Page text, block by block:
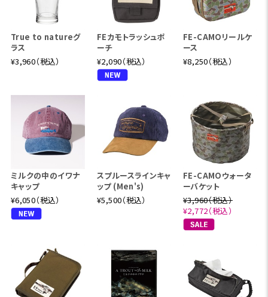
True to natureグ
ラス
¥3,960（税込）
FEカモトラッシュポ
ーチ
¥2,090（税込）
FE-CAMOリールケ
ース
¥8,250（税込）
ミルクの中のイワナ
キャップ
¥6,050（税込）
スプルースラインキャ
ップ (Men's)
¥5,500（税込）
FE-CAMOウォータ
ーバケット
¥3,960（税込）
¥2,772（税込）